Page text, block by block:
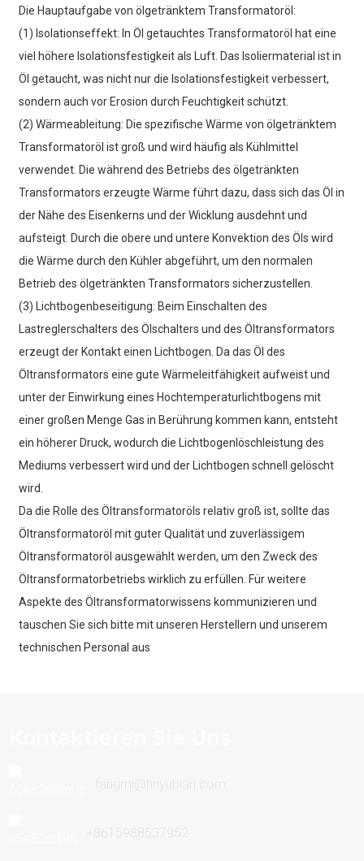
Die Hauptaufgabe von ölgetränktem Transformatoröl:
(1) Isolationseffekt: In Öl getauchtes Transformatoröl hat eine
viel höhere Isolationsfestigkeit als Luft. Das Isoliermaterial ist in
Öl getaucht, was nicht nur die Isolationsfestigkeit verbessert,
sondern auch vor Erosion durch Feuchtigkeit schützt.
(2) Wärmeableitung: Die spezifische Wärme von ölgetränktem
Transformatoröl ist groß und wird häufig als Kühlmittel
verwendet. Die während des Betriebs des ölgetränkten
Transformators erzeugte Wärme führt dazu, dass sich das Öl in
der Nähe des Eisenkerns und der Wicklung ausdehnt und
aufsteigt. Durch die obere und untere Konvektion des Öls wird
die Wärme durch den Kühler abgeführt, um den normalen
Betrieb des ölgetränkten Transformators sicherzustellen.
(3) Lichtbogenbeseitigung: Beim Einschalten des
Lastreglerschalters des Ölschalters und des Öltransformators
erzeugt der Kontakt einen Lichtbogen. Da das Öl des
Öltransformators eine gute Wärmeleitfähigkeit aufweist und
unter der Einwirkung eines Hochtemperaturlichtbogens mit
einer großen Menge Gas in Berührung kommen kann, entsteht
ein höherer Druck, wodurch die Lichtbogenlöschleistung des
Mediums verbessert wird und der Lichtbogen schnell gelöscht
wird.
Da die Rolle des Öltransformatoröls relativ groß ist, sollte das
Öltransformatoröl mit guter Qualität und zuverlässigem
Öltransformatoröl ausgewählt werden, um den Zweck des
Öltransformatorbetriebs wirklich zu erfüllen. Für weitere
Aspekte des Öltransformatorwissens kommunizieren und
tauschen Sie sich bitte mit unseren Herstellern und unserem
technischen Personal aus